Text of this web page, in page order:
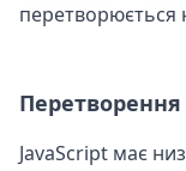
перетворюється
JavaScript має